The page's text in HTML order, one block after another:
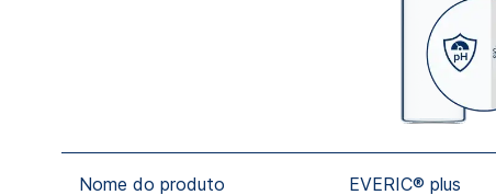
Nome do produto EVERIC® plus